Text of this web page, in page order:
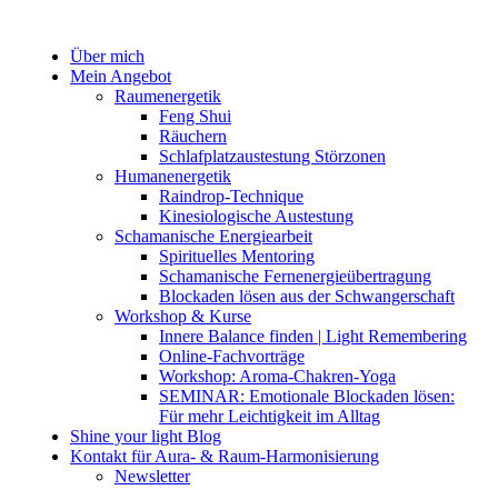
springen
Über mich
Mein Angebot
Raumenergetik
Feng Shui
Räuchern
Schlafplatzaustestung Störzonen
Humanenergetik
Raindrop-Technique
Kinesiologische Austestung
Schamanische Energiearbeit
Spirituelles Mentoring
Schamanische Fernenergieübertragung
Blockaden lösen aus der Schwangerschaft
Workshop & Kurse
Innere Balance finden | Light Remembering
Online-Fachvorträge
Workshop: Aroma-Chakren-Yoga
SEMINAR: Emotionale Blockaden lösen:
Für mehr Leichtigkeit im Alltag
Shine your light Blog
Kontakt für Aura- & Raum-Harmonisierung
Newsletter